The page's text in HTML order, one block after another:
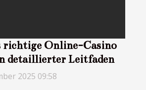
richtige Online-Casino
detaillierter Leitfaden
2025 09:58